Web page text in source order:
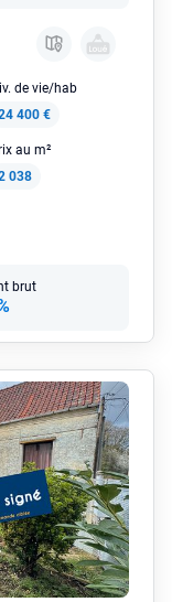
de vie/hab
400 €
au m²
038
brut